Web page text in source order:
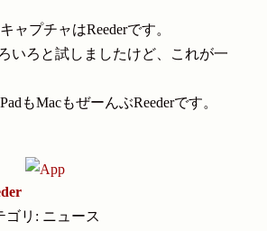
ャプチャはReederです。
いろと試しましたけど、これが一
もMacもぜーんぶReederです。
ゴリ: ニュース